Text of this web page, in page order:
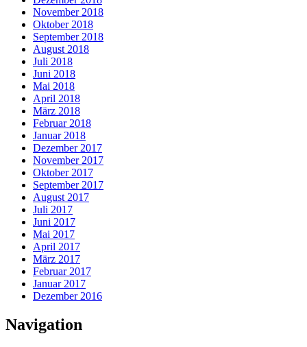
November 2018
Oktober 2018
September 2018
August 2018
Juli 2018
Juni 2018
Mai 2018
April 2018
März 2018
Februar 2018
Januar 2018
Dezember 2017
November 2017
Oktober 2017
September 2017
August 2017
Juli 2017
Juni 2017
Mai 2017
April 2017
März 2017
Februar 2017
Januar 2017
Dezember 2016
Navigation